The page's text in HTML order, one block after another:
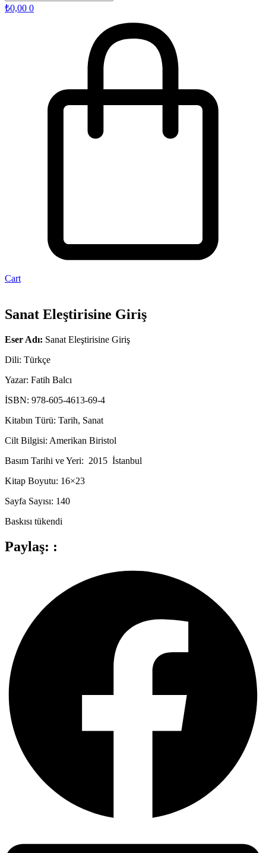
₺0,00 0
Cart
Sanat Eleştirisine Giriş
Eser Adı: Sanat Eleştirisine Giriş
Dili: Türkçe
Yazar: Fatih Balcı
İSBN: 978-605-4613-69-4
Kitabın Türü: Tarih, Sanat
Cilt Bilgisi: Amerikan Biristol
Basım Tarihi ve Yeri: 2015 İstanbul
Kitap Boyutu: 16×23
Sayfa Sayısı: 140
Baskısı tükendi
Paylaş: :